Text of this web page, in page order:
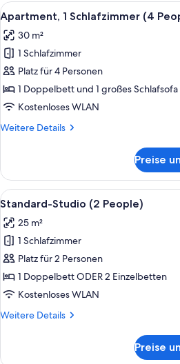
Alle
Fotos
für
Apartment,
1
Schlafzimmer
(4
anzeigen
Ein
10
Apartment, 1 Schlafzimmer (4
30 m²
1 Schlafzimmer
Platz für 4 Personen
1 Doppelbett und 1 großes Schlafsofa
Kostenloses WLAN
Weitere Details
Weitere
1
Schlafzimmer
(4
Preise
Alle
Fotos
für
Standard-
Studio
(2
People)
Ein
7
Standard-Studio (2 People)
25 m²
1 Schlafzimmer
Platz für 2 Personen
1 Doppelbett ODER 2 Einzelbetten
Kostenloses WLAN
Weitere Details
Weitere
Preise